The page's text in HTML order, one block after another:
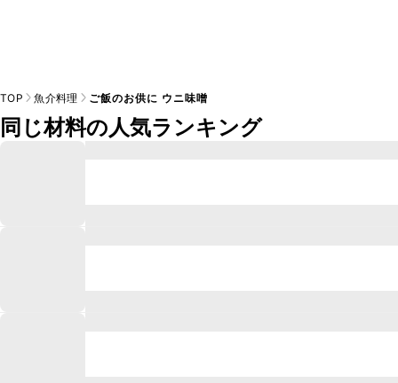
TOP 魚介料理 ご飯のお供に ウニ味噌
同じ材料の人気ランキング